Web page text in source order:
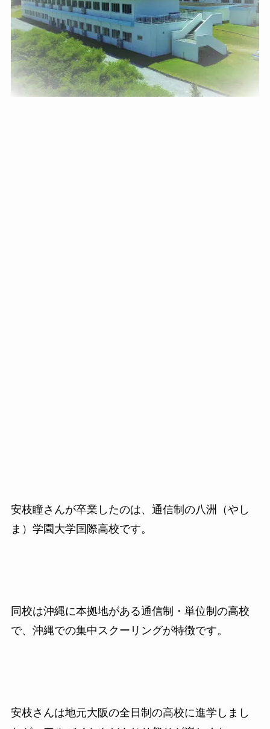
安枝瞳さんが卒業したのは、通信制の八洲（やし
ま）学園 大学国際高校です。
同校は沖縄に本拠地がある通信制・単位制の高校
で、 沖縄での集中スクーリングが特徴です。
安枝さんは地元大阪の全日制の高校に進学しまし